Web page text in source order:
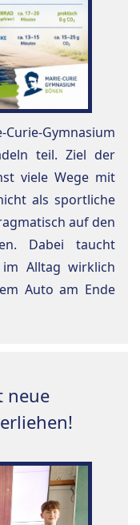
Gymnasium
teil. Ziel der
viele Wege mit
als sportliche
auf den
Dabei taucht
Alltag wirklich
Auto am Ende
neue